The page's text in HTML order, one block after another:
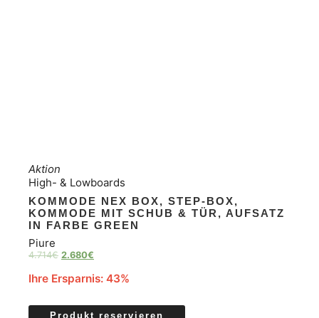
Aktion
High- & Lowboards
KOMMODE NEX BOX, STEP-BOX,
KOMMODE MIT SCHUB & TÜR, AUFSATZ
IN FARBE GREEN
Piure
4.714€ 2.680€
Ihre Ersparnis: 43%
Produkt reservieren